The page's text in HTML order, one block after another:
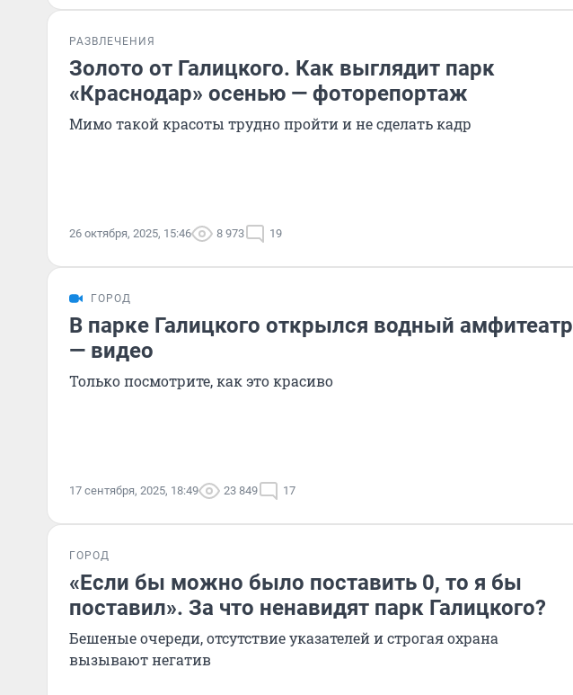
РАЗВЛЕЧЕНИЯ
Золото от Галицкого. Как выглядит парк
«Краснодар» осенью — фоторепортаж
Мимо такой красоты трудно пройти и не сделать кадр
26 октября, 2025, 15:46 8 973 19
ГОРОД
В парке Галицкого открылся водный амфитеатр
— видео
Только посмотрите, как это красиво
17 сентября, 2025, 18:49 23 849 17
ГОРОД
«Если бы можно было поставить 0, то я бы
поставил». За что ненавидят парк Галицкого?
Бешеные очереди, отсутствие указателей и строгая охрана
вызывают негатив